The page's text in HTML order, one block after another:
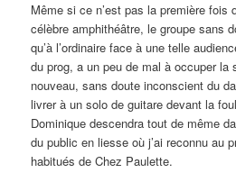
Même si ce n’est pas la première fois
célèbre amphithéâtre, le groupe sans
qu’à l’ordinaire face à une telle
du prog, a un peu de mal à occuper la
nouveau, sans doute inconscient du
livrer à un solo de guitare devant la
Dominique descendra tout de même
du public en liesse où j’ai reconnu au
habitués de Chez Paulette.